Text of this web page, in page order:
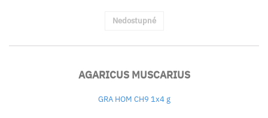
Nedostupné
AGARICUS MUSCARIUS
GRA HOM CH9 1x4 g